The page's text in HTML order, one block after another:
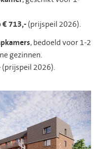
€ 713,- (prijspeil 2026).
, bedoeld voor 1-2
gezinnen.
(prijspeil 2026).